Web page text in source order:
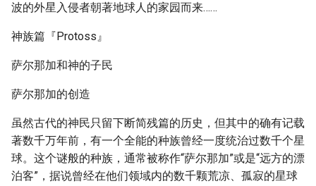
波的外星入侵者朝著地球人的家园而来……
神族篇『Protoss』
萨尔那加和神的子民
萨尔那加的创造
虽然古代的神民只留下断简残篇的历史，但其中的确有记载
著数千万年前，有一个全能的种族曾经一度统治过数千个星
球。这个谜般的种族，通常被称作“萨尔那加”或是“远方的漂
泊客”，据说曾经在他们领域内的数千颗荒凉、孤寂的星球